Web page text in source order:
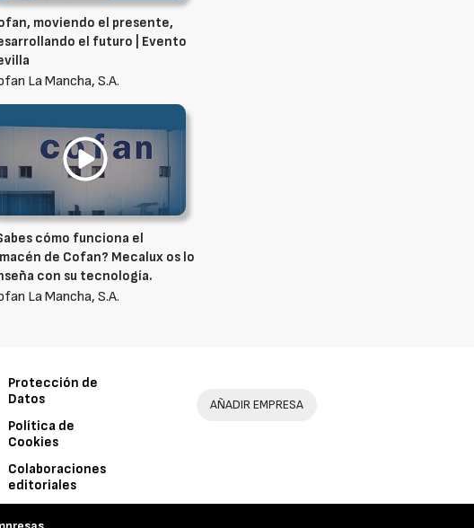
moviendo el presente,
el futuro | Evento
La Mancha, S.A.
cómo funciona el
de Cofan? Mecalux os lo
con su tecnología.
La Mancha, S.A.
Protección de
Datos
Política de
Cookies
Colaboraciones
editoriales
AÑADIR EMPRESA